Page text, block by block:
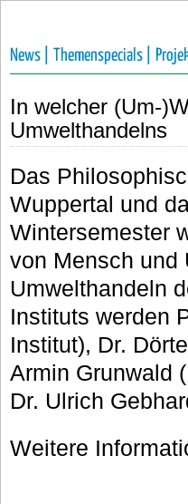
News | Themenspecials |
In welcher (Um-
Umwelthandelns
Das
Wuppertal und
Wintersemester
von Mensch und
Umwelthandeln
Instituts werden
Institut), Dr.
Armin Grunwald
Dr. Ulrich
Weitere